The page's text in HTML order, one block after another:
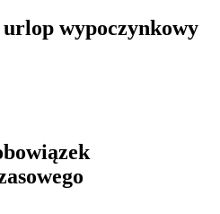
wypoczynkowy